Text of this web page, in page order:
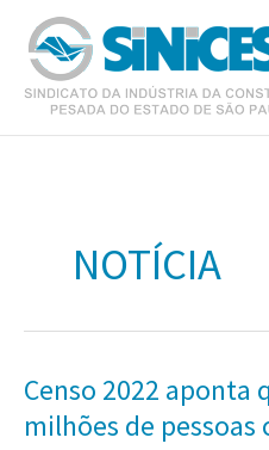
para
conteúdo
NOTÍCIA
Censo 2022 aponta
milhões de